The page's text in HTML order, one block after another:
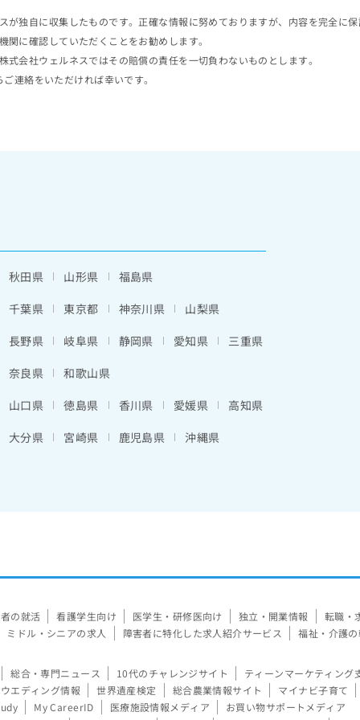
独自に収集したものです。正確な情報に努めておりますが、内容を完全に
に確認していただくことをお勧めします。
会社ウェルネスではその賠償の責任を一切負わないものとします。
ご連絡をいただければ幸いです。
秋田県 山形県
福島県
千葉県
東京都 神奈川県
山梨県
長野県
岐阜県 静岡県 愛知県
三重県
奈良県
和歌山県
山口県
徳島県 香川県 愛媛県
高知県
大分県
宮崎県 鹿児島県 沖縄県
の就活 看護学生向け 医学生・研修医向け 独立・開業情報
転職・
ミドル・シニアの求人
障害者に特化した求人紹介サービス 福祉・介護
総合・専門ニュース 10代のチャレンジサイト
ティーンマーケティング
ウエディング情報
世界遺産検定 総合農業情報サイト
マイナビ子育て
My CareerID 医療施設情報メディア
お買い物サポートメディア